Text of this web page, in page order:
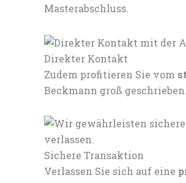
Masterabschluss.
Direkter Kontakt
Zudem profitieren Sie vom
Beckmann groß geschrieben.
Sichere Transaktion
Verlassen Sie sich auf eine